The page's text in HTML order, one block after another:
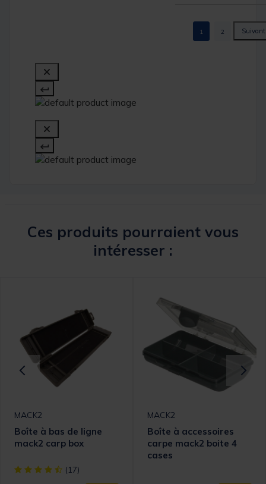
1 2
Ces produits pourraient vous
intéresser :
MACK2
Boîte à bas de ligne
mack2 carp box
[object Object] out of 5 Customer Rating
(17)
MACK2
Boîte à accessoires
carpe mack2 boite 4
cases